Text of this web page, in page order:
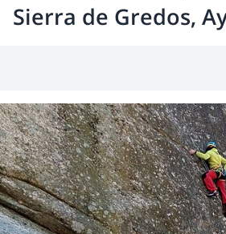
Sierra de Gredos,